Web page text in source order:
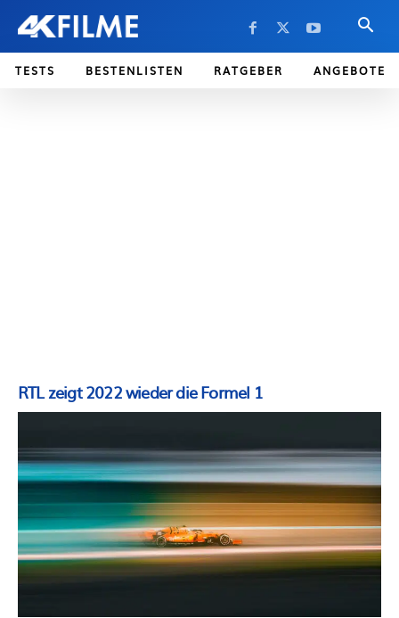
TESTS BESTENLISTEN RATGEBER ANGEBOTE
RTL zeigt 2022 wieder die Formel 1